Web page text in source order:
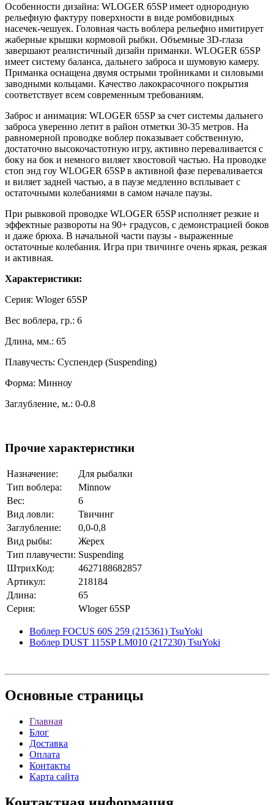
Особенности дизайна: WLOGER 65SP имеет однородную
рельефную фактуру поверхности в виде ромбовидных
насечек-чешуек. Головная часть воблера рельефно имитирует
жаберные крышки кормовой рыбки. Объемные 3D-глаза
завершают реалистичный дизайн приманки. WLOGER 65SP
имеет систему баланса, дальнего заброса и шумовую камеру.
Приманка оснащена двумя острыми тройниками и силовыми
заводными кольцами. Качество лакокрасочного покрытия
соответствует всем современным требованиям.
Заброс и анимация: WLOGER 65SP за счет системы дальнего
заброса уверенно летит в район отметки 30-35 метров. На
равномерной проводке воблер показывает собственную,
достаточно высокочастотную игру, активно переваливается с
боку на бок и немного виляет хвостовой частью. На проводке
стоп энд гоу WLOGER 65SP в активной фазе переваливается
и виляет задней частью, а в паузе медленно всплывает с
остаточными колебаниями в самом начале паузы.
При рывковой проводке WLOGER 65SP исполняет резкие и
эффектные развороты на 90+ градусов, с демонстрацией боков
и даже брюха. В начальной части паузы - выраженные
остаточные колебания. Игра при твичинге очень яркая, резкая
и активная.
Характеристики:
Серия: Wloger 65SP
Вес воблера, гр.: 6
Длина, мм.: 65
Плавучесть: Суспендер (Suspending)
Форма: Минноу
Заглубление, м.: 0-0.8
Прочие характеристики
Назначение:
Для рыбалки
Тип воблера:
Minnow
Вес:
6
Вид ловли:
Твичинг
Заглубление:
0,0-0,8
Вид рыбы:
Жерех
Тип плавучести: Suspending
ШтрихКод:
4627188682857
Артикул:
218184
Длина:
65
Серия:
Wloger 65SP
Воблер FOCUS 60S 259 (215361) TsuYoki
Воблер DUST 115SP LM010 (217230) TsuYoki
Основные страницы
Главная
Блог
Доставка
Оплата
Контакты
Карта сайта